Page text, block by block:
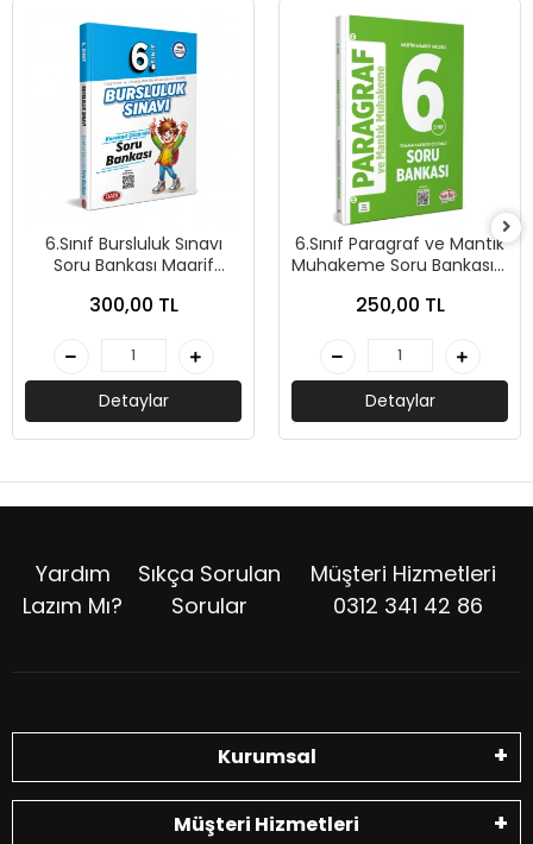
6.Sınıf Bursluluk Sınavı
Soru Bankası Maarif
300,00 TL
Detaylar
6.Sınıf Paragraf ve Mantık
Muhakeme Soru Bankası -
250,00 TL
Detaylar
Yardım
Lazım Mı?
Sıkça Sorulan
Sorular
Müşteri Hizmetleri
0312 341 42 86
Kurumsal
Müşteri Hizmetleri